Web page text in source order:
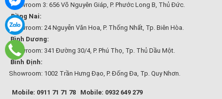
Showroom 3: 656 Võ Nguyên Giáp, P. Phước Long B, Thủ Đức.
Đồng Nai:
Showroom: 24 Nguyễn Văn Hoa, P. Thống Nhất, Tp. Biên Hòa.
Bình Dương:
Showroom: 341 Đường 30/4, P. Phú Thọ, Tp. Thủ Dầu Một.
Bình Định:
Showroom: 1002 Trần Hưng Đạo, P. Đống Đa, Tp. Quy Nhơn.
Mobile: 0911 71 71 78
Mobile: 0932 649 279